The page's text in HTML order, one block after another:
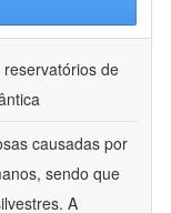
de
causadas por
sendo que
A